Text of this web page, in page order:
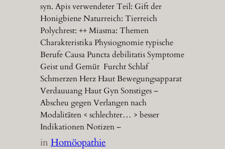
syn. Apis verwendeter Teil: Gift der
Honigbiene Naturreich: Tierreich
Polychrest: ++ Miasma: Themen
Charakteristika Physiognomie typische
Berufe Causa Puncta debilitatis Symptome
Geist und Gemüt Furcht Schlaf
Schmerzen Herz Haut Bewegungsapparat
Verdauuang Haut Gyn Sonstiges –
Abscheu gegen Verlangen nach
Modalitäten < schlechter… > besser
Indikationen Notizen –
inHomöopathie